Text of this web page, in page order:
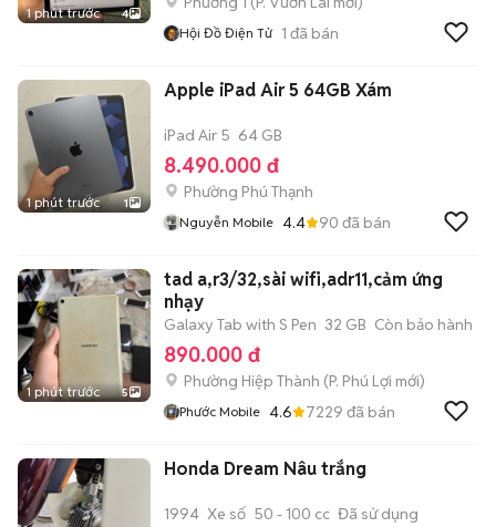
1 phút trước 4
Hội Đồ Điện Tử 1 đã bán
1 phút trước 1
Apple iPad Air 5 64GB Xám
iPad Air 5 64 GB
8.490.000 đ
Phường Phú Thạnh
Nguyễn Mobile 4.4 90 đã bán
1 phút trước 5
tad a,r3/32,sài wifi,adr11,cảm ứng
nhạy
Galaxy Tab with S Pen 32 GB Còn bảo hành
890.000 đ
Phường Hiệp Thành (P. Phú Lợi mới)
Phước Mobile 4.6 7229 đã bán
Honda Dream Nâu trắng
1994 Xe số 50 - 100 cc Đã sử dụng